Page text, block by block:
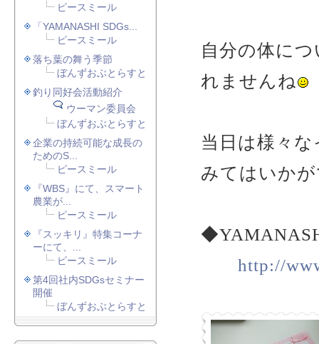
自分の体に
れませんね
当日は様々
みてはいか
http://
ピースミール
「YAMANASHI SDGs...
ピースミール
落ち葉の舞う季節
ぼんずおぶとらすと
釣り同好会活動紹介
ウーマン委員会
ぼんずおぶとらすと
企業の持続可能な成長の
ためのS...
ピースミール
『WBS』にて、スマート
農業が...
ピースミール
『スッキリ』特集コーナ
ーにて、...
ピースミール
第4回社内SDGsセミナー
開催
ぼんずおぶとらすと